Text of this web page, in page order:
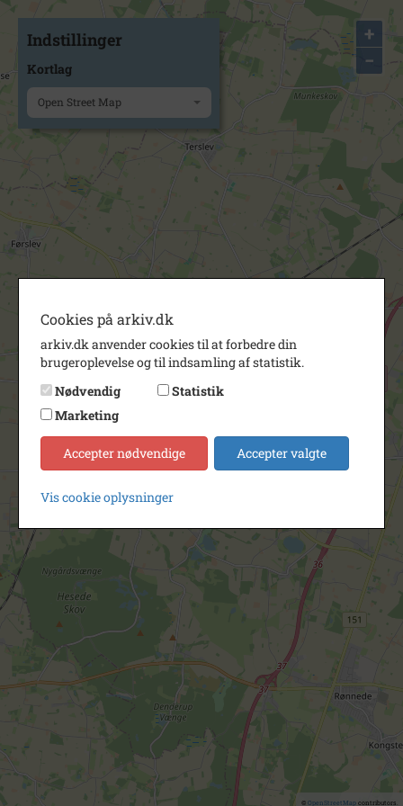
+
−
© OpenStreetMapcontributors.
Indstillinger
Kortlag
Open Street Map
Cookies på arkiv.dk
arkiv.dk anvender cookies til at forbedre din
brugeroplevelse og til indsamling af statistik.
Nødvendig
Statistik
Marketing
Accepter nødvendige Accepter valgte
Vis cookie oplysninger